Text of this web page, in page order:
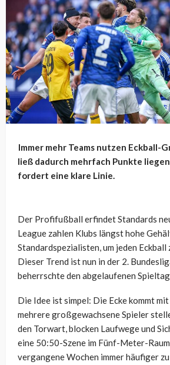
Immer mehr Teams nutzen Eckball-
ließ dadurch mehrfach Punkte
fordert eine klare Linie.
Der Profifußball erfindet Standards
League zahlen Klubs längst hohe
Standardspezialisten, um jeden Eckball
Dieser Trend ist nun in der 2.
beherrschte den abgelaufenen
Die Idee ist simpel: Die Ecke kommt
mehrere großgewachsene Spieler
den Torwart, blocken Laufwege und
eine 50:50-Szene im Fünf-Meter-
vergangene Wochen immer häufiger